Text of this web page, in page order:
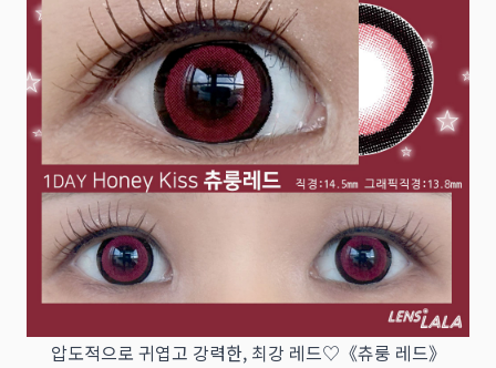
압도적으로 귀엽고 강력한, 최강 레드♡《츄룽 레드》